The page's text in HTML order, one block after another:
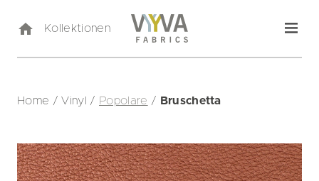
Kollektionen
Home /Vinyl / Popolare / Bruschetta